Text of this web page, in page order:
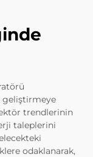
geliştirmeye
trendlerinin
taleplerini
odaklanarak,